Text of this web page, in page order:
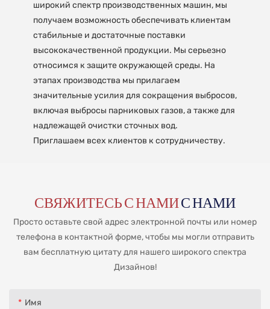
широкий спектр производственных машин, мы
получаем возможность обеспечивать клиентам
стабильные и достаточные поставки
высококачественной продукции. Мы серьезно
относимся к защите окружающей среды. На
этапах производства мы прилагаем
значительные усилия для сокращения выбросов,
включая выбросы парниковых газов, а также для
надлежащей очистки сточных вод.
Приглашаем всех клиентов к сотрудничеству.
СВЯЖИТЕСЬ С НАМИС НАМИ
Просто оставьте свой адрес электронной почты или номер
телефона в контактной форме, чтобы мы могли отправить
вам бесплатную цитату для нашего широкого спектра
Дизайнов!
Имя